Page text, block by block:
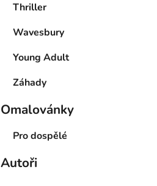
Thriller
Wavesbury
Young Adult
Záhady
Omalovánky
Pro dospělé
Autoři